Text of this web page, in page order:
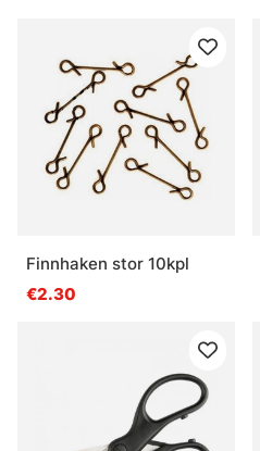
Finnhaken stor 10kpl
€2.30